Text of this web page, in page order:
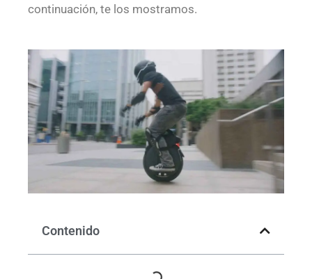
continuación, te los mostramos.
Contenido